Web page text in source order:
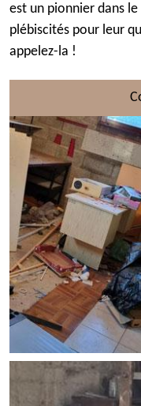
est un pionnier dans
plébiscités pour leur
appelez-la !